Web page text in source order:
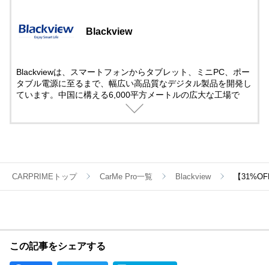
Blackview
Blackviewは、スマートフォンからタブレット、ミニPC、ポー
タブル電源に至るまで、幅広い高品質なデジタル製品を開発し
ています。中国に構える6,000平方メートルの広大な工場で
は、毎日1500～2000台のスマートフォンを世に送り出す実力
CARPRIMEトップ CarMe Pro一覧 Blackview 【
この記事をシェアする